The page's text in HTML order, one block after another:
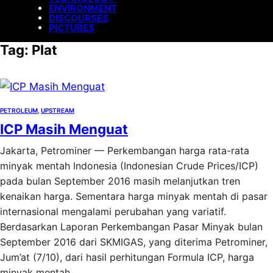
ENVIRONMENT
DISCOURSES
PICTURES
Tag: Plat
PETROLEUM UPSTREAM
ICP Masih Menguat
Jakarta, Petrominer — Perkembangan harga rata-rata
minyak mentah Indonesia (Indonesian Crude Prices/ICP)
pada bulan September 2016 masih melanjutkan tren
kenaikan harga. Sementara harga minyak mentah di pasar
internasional mengalami perubahan yang variatif.
Berdasarkan Laporan Perkembangan Pasar Minyak bulan
September 2016 dari SKMIGAS, yang diterima Petrominer,
Jum’at (7/10), dari hasil perhitungan Formula ICP, harga